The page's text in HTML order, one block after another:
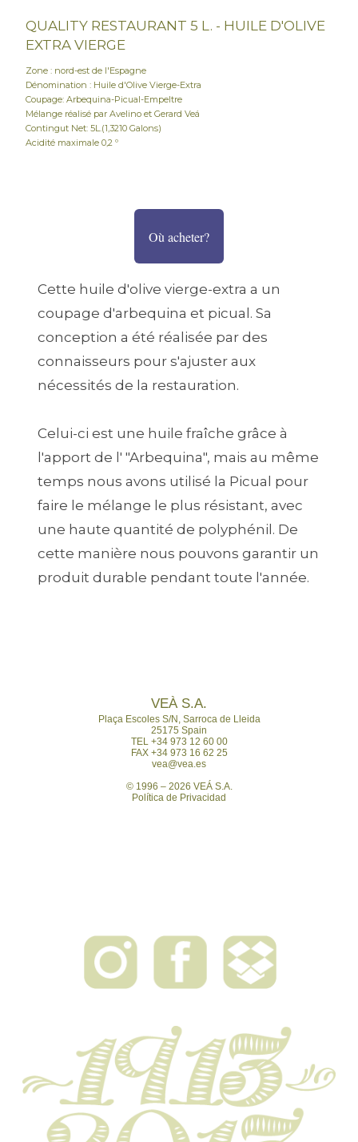
QUALITY RESTAURANT 5 L. - HUILE D'OLIVE
EXTRA VIERGE
Zone : nord-est de l'Espagne
Dénomination : Huile d'Olive Vierge-Extra
Coupage: Arbequina-Picual-Empeltre
Mélange réalisé par Avelino et Gerard Veá
Contingut Net: 5L.(1,3210 Galons)
Acidité maximale 0,2 º
Où acheter?
Cette huile d'olive vierge-extra a un
coupage d'arbequina et picual. Sa
conception a été réalisée par des
connaisseurs pour s'ajuster aux
nécessités de la restauration.
Celui-ci est une huile fraîche grâce à
l'apport de l' "Arbequina", mais au même
temps nous avons utilisé la Picual pour
faire le mélange le plus résistant, avec
une haute quantité de polyphénil. De
cette manière nous pouvons garantir un
produit durable pendant toute l'année.
VEÀ S.A.
Plaça Escoles S/N, Sarroca de Lleida
25175 Spain
TEL +34 973 12 60 00
FAX +34 973 16 62 25
vea@vea.es
© 1996 – 2026 VEÁ S.A.
Política de Privacidad